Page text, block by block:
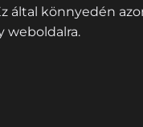
által könnyedén
weboldalra.